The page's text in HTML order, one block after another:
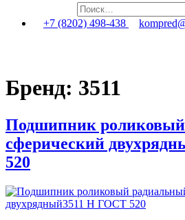
+7 (8202) 498-438
Бренд: 3511
Подшипник
сферический
520